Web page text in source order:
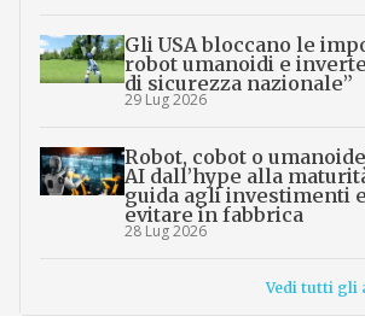
Gli USA bloccano le
robot umanoidi e
di sicurezza nazionale”
29 Lug 2026
Robot, cobot o
AI dall’hype alla
guida agli investimenti
evitare in fabbrica
28 Lug 2026
Vedi tutti gli